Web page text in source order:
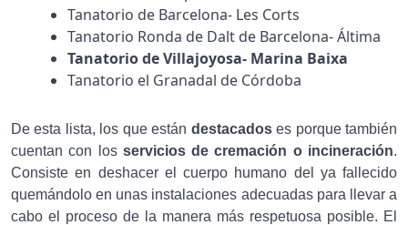
Tanatorio de Barcelona- Les Corts
Tanatorio Ronda de Dalt de Barcelona- Áltima
Tanatorio de Villajoyosa- Marina Baixa
Tanatorio el Granadal de Córdoba
De esta lista, los que están destacadoses porque también
cuentan con losservicios de cremación o incineración.
Consiste en deshacer el cuerpo humano del ya fallecido
quemándolo en unas instalaciones adecuadas para llevar a
cabo el proceso de la manera más respetuosa posible. El